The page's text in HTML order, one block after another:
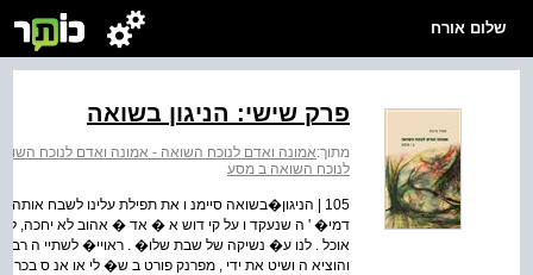
שלום אורח
פרק שישי: הניגון בשואה
מתוך:אמונה ואדם לנוכח השואה - אמונה ואדם לנוכח
לנוכח השואה ב מסע
105 | הניגון�בשואה סיימנ ו את תפילת עלינו לשבח
דמי� ' ה שנעקד ו על קי דוש א � אד � אהוב לא יחכה, לא
אוכל . לנו ע� נשיקה של שבת שלו� . ראויי� לשתיי ה רב
והוציא ה ושיט את ידי , מפרנק פורט ב ש� לי או אנ ס